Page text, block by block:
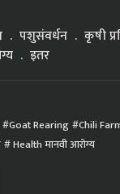
पशुसंवर्धन
कृषी
इतर
Goat Rearing Chili
Health मानवी आरोग्य